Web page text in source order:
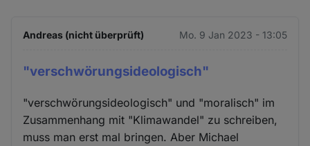
Andreas (nicht überprüft) Mo. 9 Jan 2023 - 13:05
"verschwörungsideologisch"
"verschwörungsideologisch" und "moralisch" im
Zusammenhang mit "Klimawandel" zu schreiben,
muss man erst mal bringen. Aber Michael